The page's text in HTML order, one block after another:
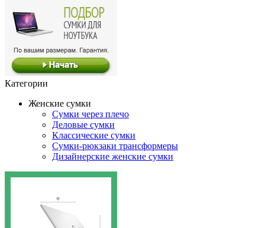
Категории
Женские сумки
Сумки через плечо
Деловые сумки
Классические сумки
Сумки-рюкзаки трансформеры
Дизайнерские женские сумки